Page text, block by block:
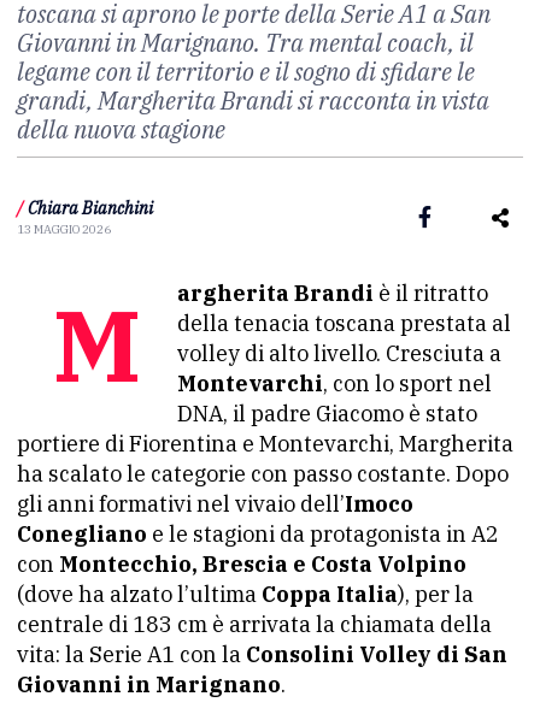
toscana si aprono le porte della Serie A1 a San
Giovanni in Marignano. Tra mental coach, il
legame con il territorio e il sogno di sfidare le
grandi, Margherita Brandi si racconta in vista
della nuova stagione
/ Chiara Bianchini
13 MAGGIO 2026
Margherita Brandi è il ritratto
della tenacia toscana prestata al
volley di alto livello. Cresciuta a
Montevarchi, con lo sport nel
DNA, il padre Giacomo è stato
portiere di Fiorentina e Montevarchi, Margherita
ha scalato le categorie con passo costante. Dopo
gli anni formativi nel vivaio dell’Imoco
Conegliano e le stagioni da protagonista in A2
con Montecchio, Brescia e Costa Volpino
(dove ha alzato l’ultima Coppa Italia), per la
centrale di 183 cm è arrivata la chiamata della
vita: la Serie A1 con la Consolini Volley di San
Giovanni in Marignano.